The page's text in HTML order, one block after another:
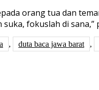
orang tua dan
fokuslah di sana,”
, duta baca jawa barat ,